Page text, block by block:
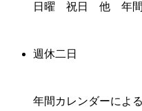
日曜 祝日 他 年間
週休二日
年間カレンダーによる